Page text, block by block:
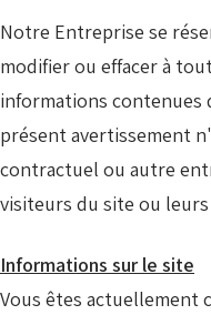
Notre Entreprise se
modifier ou effacer à
informations contenues
présent avertissement
contractuel ou autre
visiteurs du site ou
Informations sur le site
Vous êtes actuellement